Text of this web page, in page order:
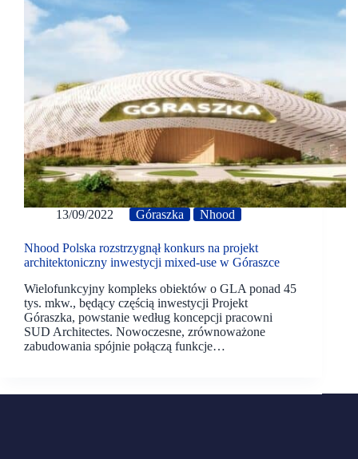
13/09/2022 Góraszka Nhood
Nhood Polska rozstrzygnął konkurs na projekt
architektoniczny inwestycji mixed-use w Góraszce
Wielofunkcyjny kompleks obiektów o GLA ponad 45
tys. mkw., będący częścią inwestycji Projekt
Góraszka, powstanie według koncepcji pracowni
SUD Architectes. Nowoczesne, zrównoważone
zabudowania spójnie połączą funkcje…